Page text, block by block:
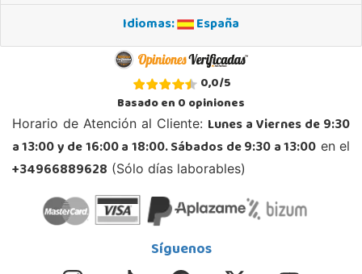
POCAS UNIDADES
Juguetilandia Collado Villalba
C/Jade, 8, Centro Empresarial Sierra Norte, P-29
28400, Collado Villalba
918 406 791
Localizar Tienda
Juguetilandia Córdoba
Idiomas:
España
0,0/5
Basado en0opiniones
Horario de Atención al Cliente: Lunes a Viernes de 9:30
a 13:00 y de 16:00 a 18:00. Sábados de 9:30 a 13:00 en el
+34966889628 (Sólo días laborables)
Síguenos